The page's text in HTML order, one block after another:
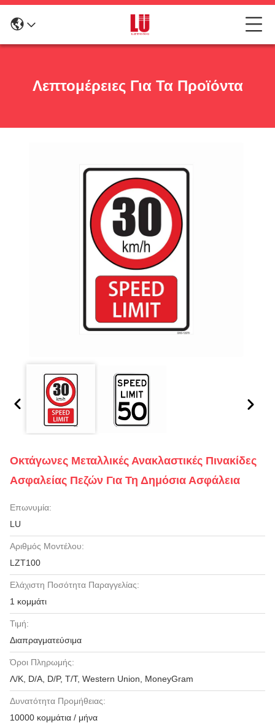
Λεπτομέρειες Για Τα Προϊόντα
Οκτάγωνες Μεταλλικές Ανακλαστικές Πινακίδες
Ασφαλείας Πεζών Για Τη Δημόσια Ασφάλεια
Επωνυμία:
LU
Αριθμός Μοντέλου:
LZT100
Ελάχιστη Ποσότητα Παραγγελίας:
1 κομμάτι
Τιμή:
Διαπραγματεύσιμα
Όροι Πληρωμής:
Λ/Κ, D/A, D/P, T/T, Western Union, MoneyGram
Δυνατότητα Προμήθειας:
10000 κομμάτια / μήνα